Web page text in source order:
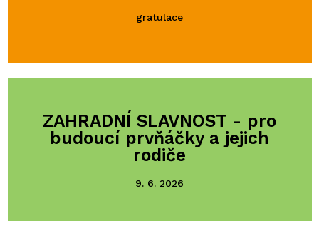
gratulace
ZAHRADNÍ SLAVNOST - pro
budoucí prvňáčky a jejich
rodiče
9. 6. 2026